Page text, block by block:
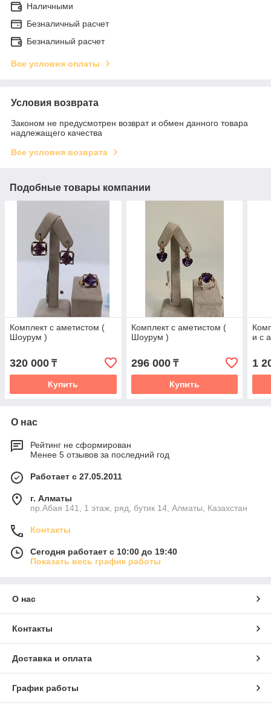
Наличными
Безналичный расчет
Безналиный расчет
Все условия оплаты
Условия возврата
Законом не предусмотрен возврат и обмен данного товара
надлежащего качества
Все условия возврата
Подобные товары компании
Комплект с аметистом (
Шоурум )
320 000 ₸
Купить
Комплект с аметистом (
Шоурум )
296 000₸
Купить
и с
1
О нас
Рейтинг не сформирован
Менее 5 отзывов за последний год
Работает с 27.05.2011
г. Алматы
пр.Абая 141, 1 этаж, ряд, бутик 14, Алматы, Казахстан
Контакты
Сегодня работает с 10:00 до 19:40
Показать весь график работы
О нас
Контакты
Доставка и оплата
График работы